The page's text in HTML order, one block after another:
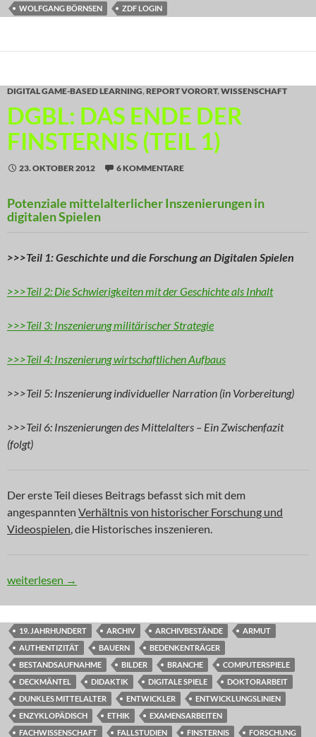
WOLFGANG BÖRNSEN ZDF LOGIN
DIGITAL GAME-BASED LEARNING, REPORT VORORT, WISSENSCHAFT
DGBL: DAS ENDE DER
FINSTERNIS (TEIL 1)
23. OKTOBER 2012 6 KOMMENTARE
Potenziale mittelalterlicher Inszenierungen in
digitalen Spielen
>>>Teil 1: Geschichte und die Forschung an Digitalen Spielen
>>>Teil 2: Die Schwierigkeiten mit der Geschichte als Inhalt
>>>Teil 3: Inszenierung militärischer Strategie
>>>Teil 4: Inszenierung wirtschaftlichen Aufbaus
>>>Teil 5: Inszenierung individueller Narration (in Vorbereitung)
>>>Teil 6: Inszenierungen des Mittelalters – Ein Zwischenfazit
(folgt)
Der erste Teil dieses Beitrags befasst sich mit dem
angespannten Verhältnis von historischer Forschung und
Videospielen, die Historisches inszenieren.
DGBL: Das Ende der Finsternis (Teil 1)
weiterlesen →
19. JAHRHUNDERT ARCHIV ARCHIVBESTÄNDE
ARMUT
AUTHENTIZITÄT
BAUERN
BEDENKENTRÄGER
BESTANDSAUFNAHME
BILDER BRANCHE
COMPUTERSPIELE
DECKMÄNTEL
DIDAKTIK DIGITALE SPIELE
DOKTORARBEIT
DUNKLES MITTELALTER
ENTWICKLER
ENTWICKLUNGSLINIEN
ENZYKLOPÄDISCH
ETHIK
EXAMENSARBEITEN
FACHWISSENSCHAFT
FALLSTUDIEN FINSTERNIS
FORSCHUNG